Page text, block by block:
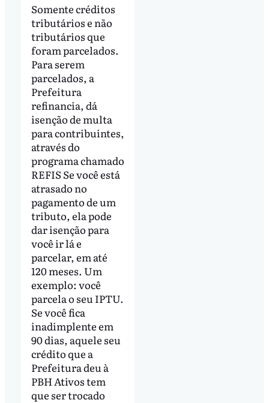
Somente créditos
tributários e não
tributários que
foram parcelados.
Para serem
parcelados, a
Prefeitura
refinancia, dá
isenção de multa
para contribuintes,
através do
programa chamado
REFIS Se você está
atrasado no
pagamento de um
tributo, ela pode
dar isenção para
você ir lá e
parcelar, em até
120 meses. Um
exemplo: você
parcela o seu IPTU.
Se você fica
inadimplente em
90 dias, aquele seu
crédito que a
Prefeitura deu à
PBH Ativos tem
que ser trocado